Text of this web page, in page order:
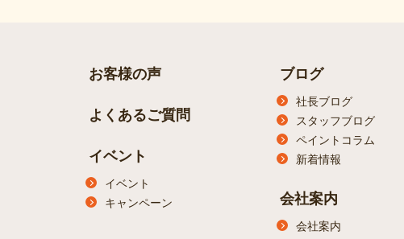
お客様の声
よくあるご質問
イベント
イベント
キャンペーン
ブログ
社長ブログ
スタッフブログ
ペイントコラム
新着情報
会社案内
会社案内